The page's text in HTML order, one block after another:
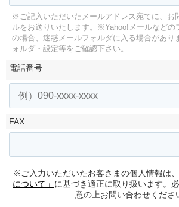
※ご記入いただいたメールアドレス宛てに、お
ルをお送りいたします。
※Yahoo!メールなどの
の場合、迷惑メールフォルダに入る場合があり
ォルダ・設定等をご確認下さい。
電話番号
FAX
※ご入力いただいたお客さまの個人情報は、
について」 に基づき適正に取り扱います。
意の上お問い合わせくださ